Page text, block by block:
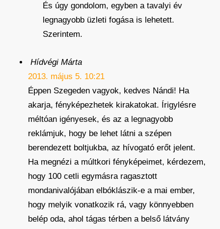
És úgy gondolom, egyben a tavalyi év
legnagyobb üzleti fogása is lehetett.
Szerintem.
Hídvégi Márta
2013. május 5. 10:21
Éppen Szegeden vagyok, kedves Nándi! Ha
akarja, fényképezhetek kirakatokat. Írigylésre
méltóan igényesek, és az a legnagyobb
reklámjuk, hogy be lehet látni a szépen
berendezett boltjukba, az hívogató erőt jelent.
Ha megnézi a múltkori fényképeimet, kérdezem,
hogy 100 cetli egymásra ragasztott
mondanivalójában elbóklászik-e a mai ember,
hogy melyik vonatkozik rá, vagy könnyebben
belép oda, ahol tágas térben a belső látvány